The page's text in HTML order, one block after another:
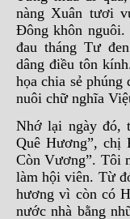
nàng Xuân tươi
Đông khôn
đau tháng Tư
dâng điều tôn
họa chia sẻ
nuôi chữ nghĩa
Nhớ lại ngày đó,
Quê Hương”, chị
Còn Vương”. Tôi
làm hội viên. Từ
hương vì còn có
nước nhà bằng